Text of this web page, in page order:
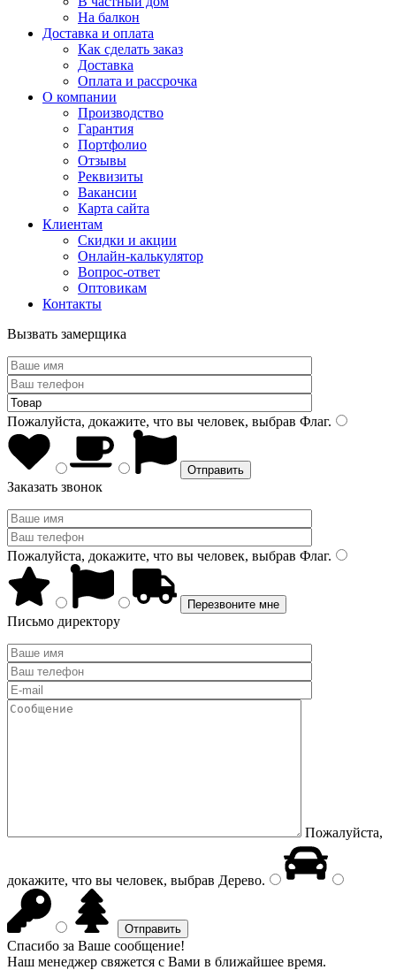
На балкон
Доставка и оплата
Как сделать заказ
Доставка
Оплата и рассрочка
О компании
Производство
Гарантия
Портфолио
Отзывы
Реквизиты
Вакансии
Карта сайта
Клиентам
Скидки и акции
Онлайн-калькулятор
Вопрос-ответ
Оптовикам
Контакты
Вызвать замерщика
Пожалуйста, докажите, что вы человек, выбрав Флаг.
Заказать звонок
Пожалуйста, докажите, что вы человек, выбрав Флаг.
Письмо директору
Пожалуйста,
докажите, что вы человек, выбрав Дерево.
Спасибо за Ваше сообщение!
Наш менеджер свяжется с Вами в ближайшее время.